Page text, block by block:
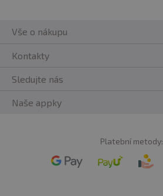
Vše o nákupu
Kontakty
Sledujte nás
Naše appky
Platební metody: